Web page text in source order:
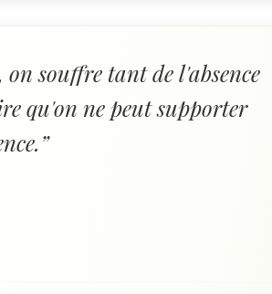
on souffre tant de l'absence
qu'on ne peut supporter